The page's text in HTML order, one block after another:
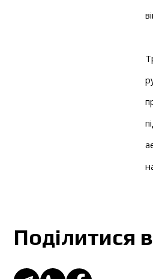
Поділитися